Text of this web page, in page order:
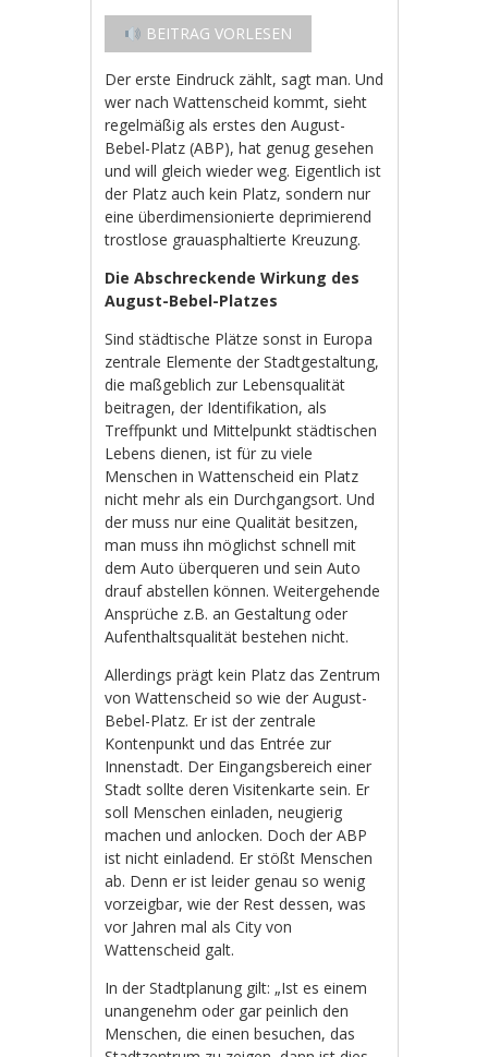
BEITRAG VORLESEN
Der erste Eindruck zählt, sagt man. Und
wer nach Wattenscheid kommt, sieht
regelmäßig als erstes den August-
Bebel-Platz (ABP), hat genug gesehen
und will gleich wieder weg. Eigentlich ist
der Platz auch kein Platz, sondern nur
eine überdimensionierte deprimierend
trostlose grauasphaltierte Kreuzung.
Die Abschreckende Wirkung des
August-Bebel-Platzes
Sind städtische Plätze sonst in Europa
zentrale Elemente der Stadtgestaltung,
die maßgeblich zur Lebensqualität
beitragen, der Identifikation, als
Treffpunkt und Mittelpunkt städtischen
Lebens dienen, ist für zu viele
Menschen in Wattenscheid ein Platz
nicht mehr als ein Durchgangsort. Und
der muss nur eine Qualität besitzen,
man muss ihn möglichst schnell mit
dem Auto überqueren und sein Auto
drauf abstellen können. Weitergehende
Ansprüche z.B. an Gestaltung oder
Aufenthaltsqualität bestehen nicht.
Allerdings prägt kein Platz das Zentrum
von Wattenscheid so wie der August-
Bebel-Platz. Er ist der zentrale
Kontenpunkt und das Entrée zur
Innenstadt. Der Eingangsbereich einer
Stadt sollte deren Visitenkarte sein. Er
soll Menschen einladen, neugierig
machen und anlocken. Doch der ABP
ist nicht einladend. Er stößt Menschen
ab. Denn er ist leider genau so wenig
vorzeigbar, wie der Rest dessen, was
vor Jahren mal als City von
Wattenscheid galt.
In der Stadtplanung gilt: „Ist es einem
unangenehm oder gar peinlich den
Menschen, die einen besuchen, das